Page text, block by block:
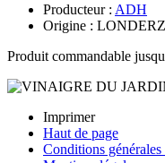
Producteur : ADH
Origine :
Produit commandable
Imprimer
Haut de page
Conditions générales